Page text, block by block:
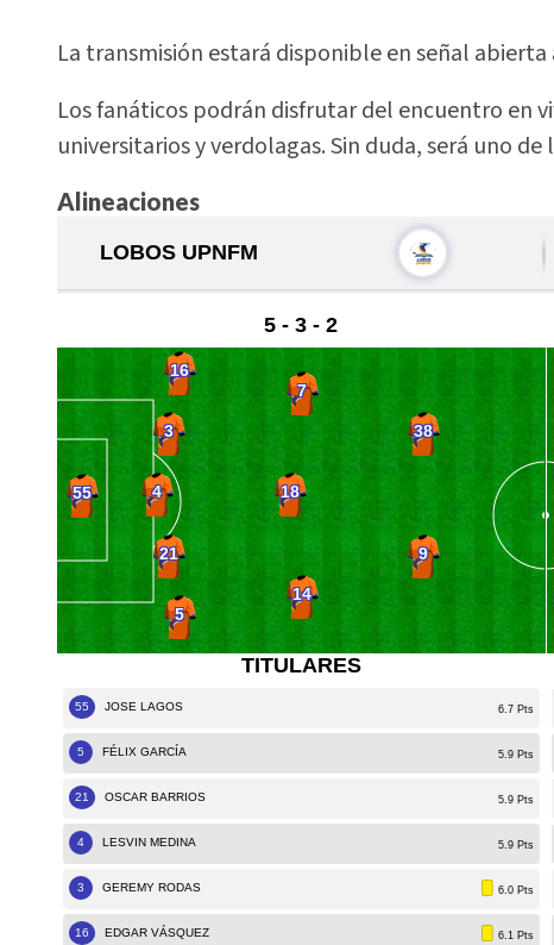
La transmisión estará disponible en señal
Los fanáticos podrán disfrutar del encuentro en
universitarios y verdolagas. Sin duda, será uno
Alineaciones